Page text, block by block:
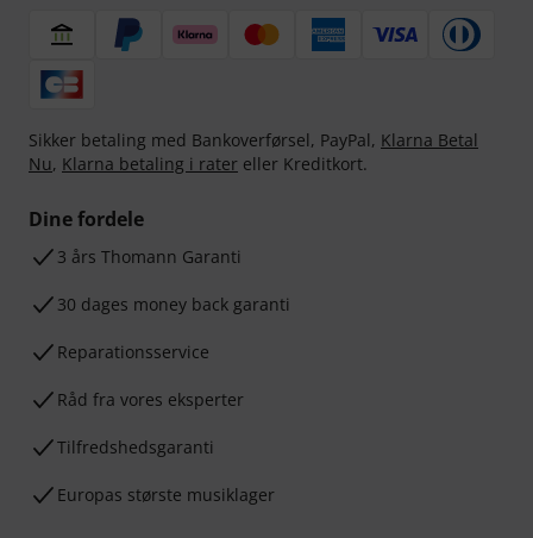
Sikker betaling med Bankoverførsel, PayPal, Klarna Betal
Nu, Klarna betaling i rater eller Kreditkort.
Dine fordele
3 års Thomann Garanti
30 dages money back garanti
Reparationsservice
Råd fra vores eksperter
Tilfredshedsgaranti
Europas største musiklager